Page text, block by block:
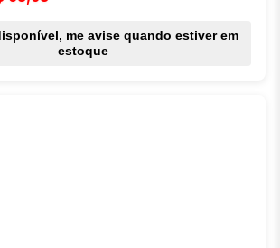
me avise quando estiver em
estoque